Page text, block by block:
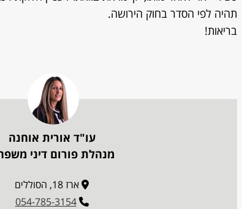
תהיה לפי הסדר בחוק הירושה.
בריאות!
עו"ד אורית אוחנה
מנהלת פורום דיני
ארז 18, הסוללים
054-785-3154